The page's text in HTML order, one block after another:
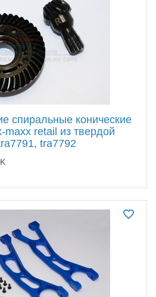
спиральные конические
maxx retail из твердой
tra7792